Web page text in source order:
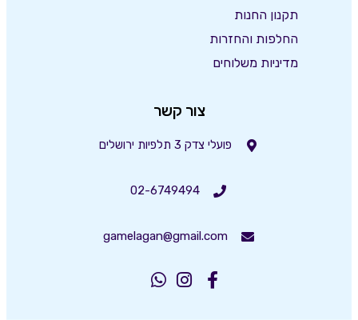
תקנון החנות
החלפות והחזרות
מדיניות משלוחים
צור קשר
פועלי צדק 3 תלפיות ירושלים
02-6749494
gamelagan@gmail.com